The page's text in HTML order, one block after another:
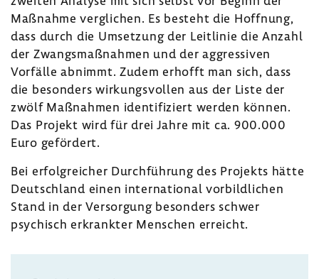
Maßnahme vergli­chen. Es besteht die Hoff­nung,
dass durch die Umset­zung der Leit­linie die Anzahl
der Zwangs­maß­nahmen und der aggres­siven
Vorfälle abnimmt. Zudem erhofft man sich, dass
die beson­ders wirkungs­vollen aus der Liste der
zwölf Maßnahmen iden­ti­fi­ziert werden können.
Das Projekt wird für drei Jahre mit ca. 900.000
Euro geför­dert.
Bei erfolg­rei­cher Durch­füh­rung des Projekts hätte
Deutsch­land einen inter­na­tional vorbild­li­chen
Stand in der Versor­gung beson­ders schwer
psychisch erkrankter Menschen erreicht.